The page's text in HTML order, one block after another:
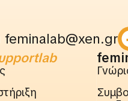
feminalab@xen.gr